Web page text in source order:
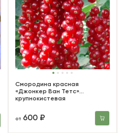
Смородина красная
«Джонкер Ван Тетс»
крупнокистевая
от 600 ₽